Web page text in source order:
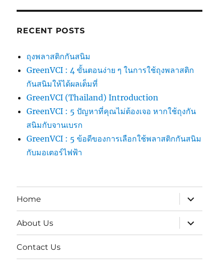
RECENT POSTS
ถุงพลาสติกกันสนิม
GreenVCI : 4 ขั้นตอนง่าย ๆ ในการใช้ถุงพลาสติก
กันสนิมให้ได้ผลเต็มที่
GreenVCI (Thailand) Introduction
GreenVCI : 5 ปัญหาที่คุณไม่ต้องเจอ หากใช้ถุงกัน
สนิมกับจานเบรก
GreenVCI : 5 ข้อดีของการเลือกใช้พลาสติกกันสนิม
กับมอเตอร์ไฟฟ้า
Home
expand
child
menu
About Us
expand
child
menu
Contact Us